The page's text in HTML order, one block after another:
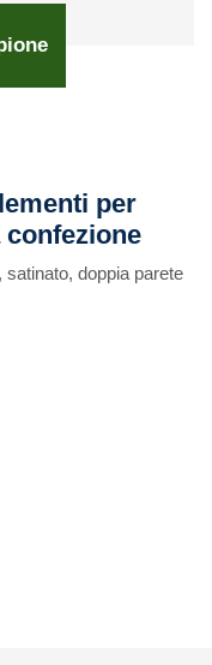
per
doppia parete